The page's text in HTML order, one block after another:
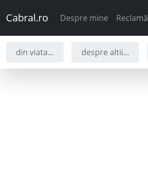
Cabral.ro Despre mine Reclamă
din viata... despre altii...